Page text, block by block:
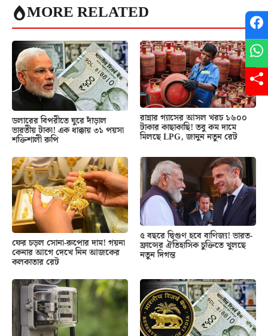
MORE RELATED
ডলারের বিপরীতে ঘুরে দাঁড়াল
ভারতীয় টাকা! এক ধাক্কায় ৩১ পয়সা
শক্তিশালী রুপি
রান্নার গ্যাসের আসল খরচ ১৬০০
টাকার কাছাকাছি! তবু কম দামে
মিলছে LPG, জানুন নতুন রেট
ফের চড়ল সোনা-রুপোর দাম! গয়না
কেনার আগে দেখে নিন আজকের
কলকাতার রেট
৫ বছরে দ্বিগুণ হবে বাণিজ্য! ভারত-
ফ্রান্সের ঐতিহাসিক চুক্তিতে খুলছে
নতুন দিগন্ত